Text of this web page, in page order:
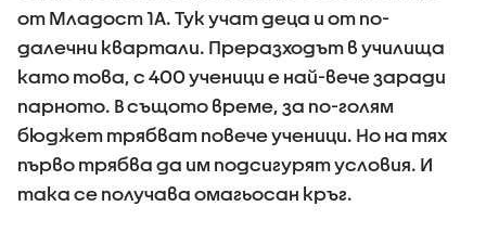
от Младост 1А. Тук учат деца и от по-
далечни квартали. Преразходът в училища
като това, с 400 ученици е най-вече заради
парното. В същото време, за по-голям
бюджет трябват повече ученици. Но на тях
първо трябва да им подсигурят условия. И
така се получава омагьосан кръг.